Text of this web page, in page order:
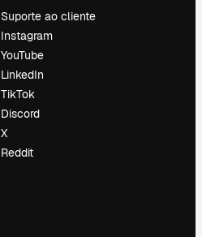
Suporte ao cliente
Instagram
YouTube
LinkedIn
TikTok
Discord
X
Reddit